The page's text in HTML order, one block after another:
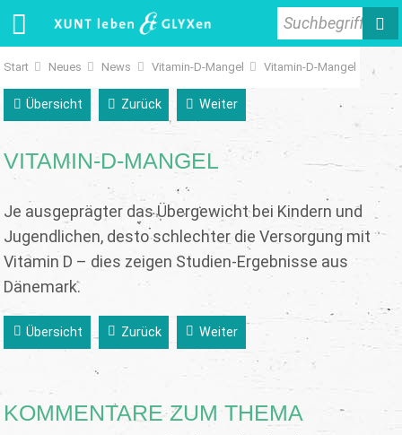
Suchbegriff
Start Neues News Vitamin-D-Mangel Vitamin-D-Mangel
Übersicht Zurück Weiter
VITAMIN-D-MANGEL
Je ausgeprägter das Übergewicht bei Kindern und
Jugendlichen, desto schlechter die Versorgung mit
Vitamin D – dies zeigen Studien-Ergebnisse aus
Dänemark.
Übersicht Zurück Weiter
KOMMENTARE ZUM THEMA